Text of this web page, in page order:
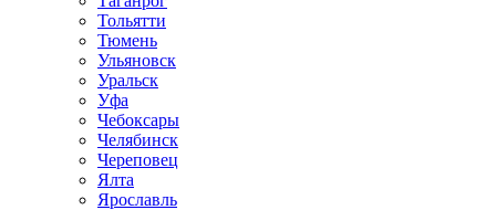
Тольятти
Тюмень
Ульяновск
Уральск
Уфа
Чебоксары
Челябинск
Череповец
Ялта
Ярославль